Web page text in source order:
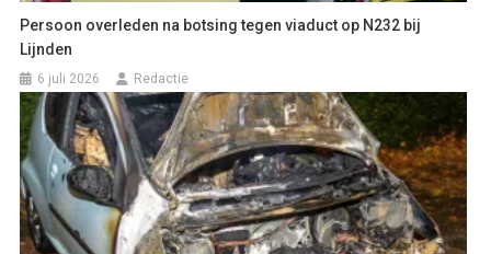
Persoon overleden na botsing tegen viaduct op N232 bij
Lijnden
6 juli 2026 Redactie